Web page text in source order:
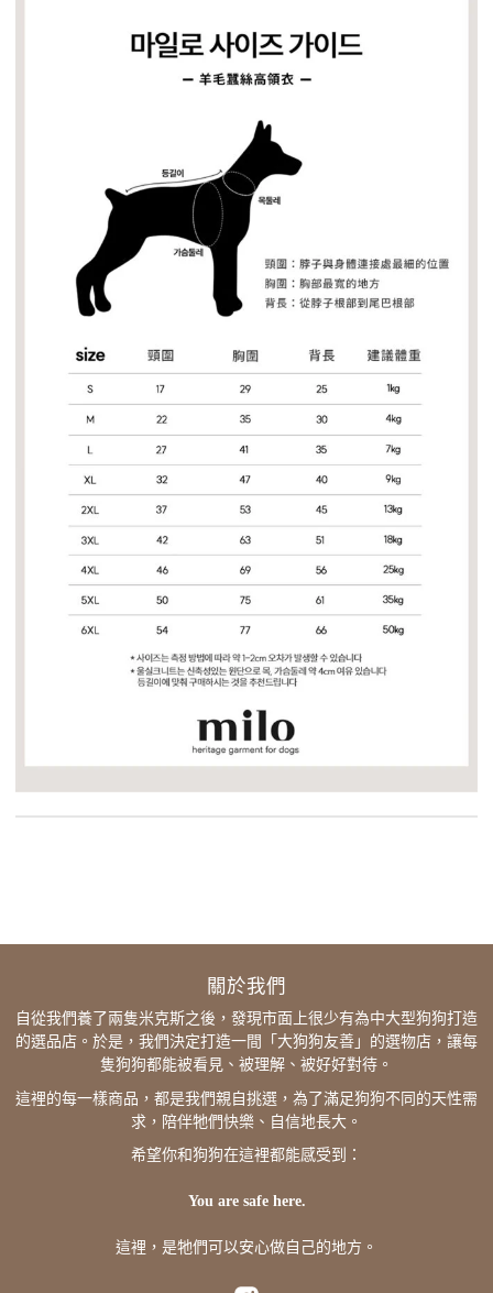
關於我們
自從我們養了兩隻米克斯之後，發現市面上很少有為中大型狗狗打造
的選品店。於是，我們決定打造一間「大狗狗友善」的選物店，讓每
隻狗狗都能被看見、被理解、被好好對待。
這裡的每一樣商品，都是我們親自挑選，為了滿足狗狗不同的天性需
求，陪伴牠們快樂、自信地長大。
希望你和狗狗在這裡都能感受到：
You are safe here.
這裡，是牠們可以安心做自己的地方。